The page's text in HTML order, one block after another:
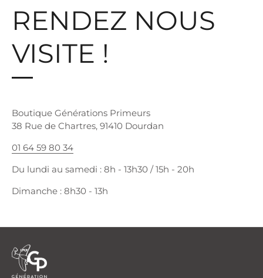
RENDEZ NOUS
VISITE !
Boutique Générations Primeurs
38 Rue de Chartres, 91410 Dourdan
01 64 59 80 34
Du lundi au samedi : 8h - 13h30 / 15h - 20h
Dimanche : 8h30 - 13h